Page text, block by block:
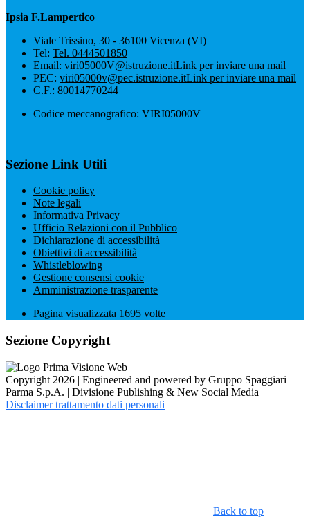
Ipsia F.Lampertico
Viale Trissino, 30 - 36100 Vicenza (VI)
Tel: Tel. 0444501850
Email: viri05000V@istruzione.itLink per inviare una mail
PEC: viri05000v@pec.istruzione.itLink per inviare una mail
C.F.: 80014770244
Codice meccanografico: VIRI05000V
Sezione Link Utili
Cookie policy
Note legali
Informativa Privacy
Ufficio Relazioni con il Pubblico
Dichiarazione di accessibilità
Obiettivi di accessibilità
Whistleblowing
Gestione consensi cookie
Amministrazione trasparente
Pagina visualizzata 1695 volte
Sezione Copyright
Copyright 2026 | Engineered and powered by Gruppo Spaggiari
Parma S.p.A. | Divisione Publishing & New Social Media
Disclaimer trattamento dati personali
Back to top